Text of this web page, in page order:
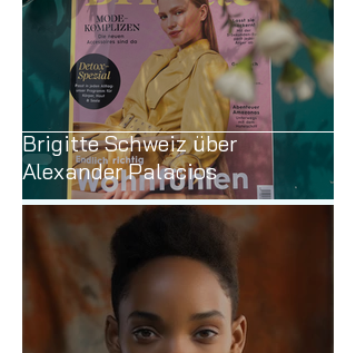
Brigitte Schweiz über
Alexander Palacios